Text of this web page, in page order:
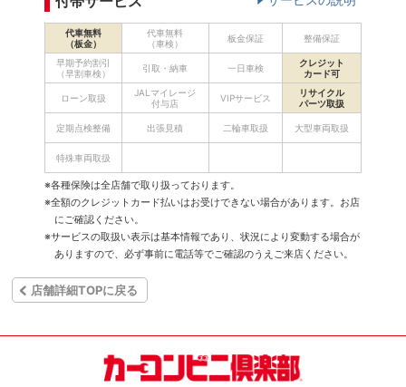
代車無料
（板金）
代車無料
（車検）
板金保証 整備保証
早期予約割引
（早割車検）
引取・納車 一日車検
クレジット
カード可
ローン取扱
JALマイレージ
付与店
VIPサービス
リサイクル
パーツ取扱
定期点検整備 出張見積 二輪車取扱 大型車両取扱
特殊車両取扱
※各種保険は全店舗で取り扱っております。
※全額のクレジットカード払いはお受けできない場合があります。お店
にご確認ください。
※サービスの取扱い表示は基本情報であり、状況により変動する場合が
ありますので、必ず事前に電話等でご確認のうえご来店ください。
店舗詳細TOPに戻る